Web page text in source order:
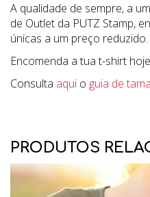
A qualidade de sempre, a
de Outlet da PUTZ Stamp,
únicas a um preço reduzido.
Encomenda a tua t-shirt
Consulta aqui o guia de
PRODUTOS